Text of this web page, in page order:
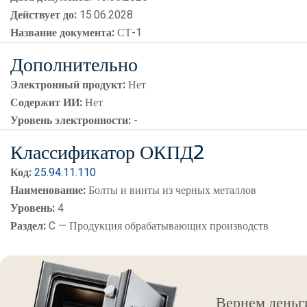
Действует до: 15.06.2028
Название документа:СТ-1
Дополнительно
Электронный продукт:Нет
Содержит ИИ:Нет
Уровень электронности: -
Классификатор ОКПД2
Код:25.94.11.110
Наименование:Болты и винты из черных металлов
Уровень:4
Раздел:C — Продукция обрабатывающих производств